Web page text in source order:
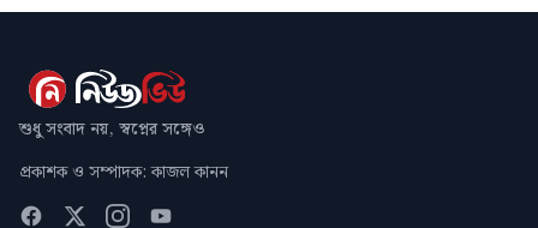
শুধু সংবাদ নয়, স্বপ্নের সঙ্গেও
প্রকাশক ও সম্পাদক: কাজল কানন